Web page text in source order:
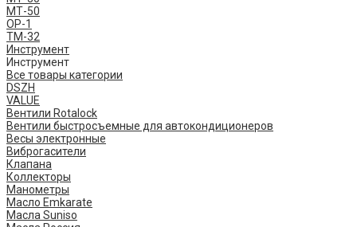
МТ-50
ОР-1
ТМ-32
Инструмент
Инструмент
Все товары категории
DSZH
VALUE
Вентили Rotalock
Вентили быстросъемные для автокондиционеров
Весы электронные
Виброгасители
Клапана
Коллекторы
Манометры
Масло Emkarate
Масла Suniso